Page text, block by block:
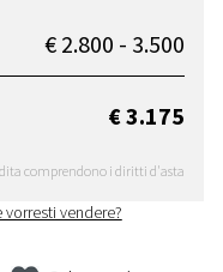
€ 2.800 - 3.500
€ 3.175
comprendono i diritti d'asta
vendere?